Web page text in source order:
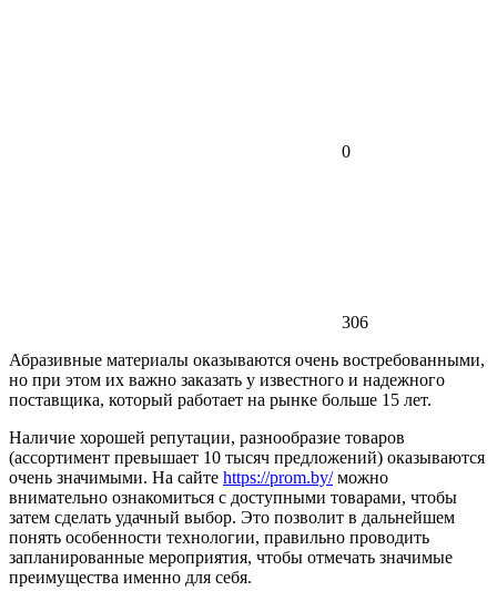
0
306
Абразивные материалы оказываются очень востребованными,
но при этом их важно заказать у известного и надежного
поставщика, который работает на рынке больше 15 лет.
Наличие хорошей репутации, разнообразие товаров
(ассортимент превышает 10 тысяч предложений) оказываются
очень значимыми. На сайте https://prom.by/можно
внимательно ознакомиться с доступными товарами, чтобы
затем сделать удачный выбор. Это позволит в дальнейшем
понять особенности технологии, правильно проводить
запланированные мероприятия, чтобы отмечать значимые
преимущества именно для себя.